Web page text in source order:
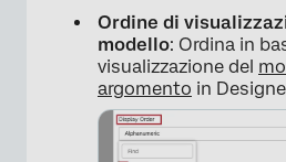
Ordine di
modello: Ordina in
visualizzazione del
argomento in